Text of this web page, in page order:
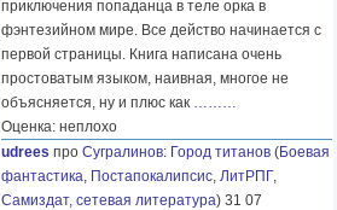
приключения попаданца в теле орка в
фэнтезийном мире. Все действо начинается с
первой страницы. Книга написана очень
простоватым языком, наивная, многое не
объясняется, ну и плюс как ………
Оценка: неплохо
udrees про Сугралинов: Город титанов (Боевая
фантастика, Постапокалипсис, ЛитРПГ,
Самиздат, сетевая литература) 31 07